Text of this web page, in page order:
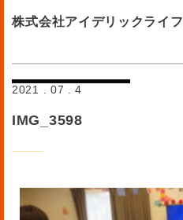
株式会社アイデリックライフ
2021 . 07 . 4
IMG_3598